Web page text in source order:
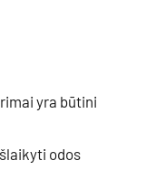
yra būtini
odos